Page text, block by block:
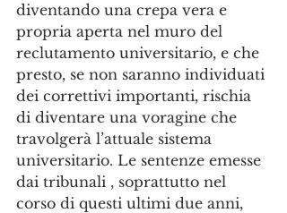
diventando una crepa vera e
propria aperta nel muro del
reclutamento universitario, e che
presto, se non saranno individuati
dei correttivi importanti, rischia
di diventare una voragine che
travolgerà l’attuale sistema
universitario. Le sentenze emesse
dai tribunali , soprattutto nel
corso di questi ultimi due anni,